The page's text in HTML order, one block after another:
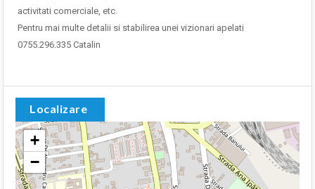
activitati comerciale, etc.
Pentru mai multe detalii si stabilirea unei vizionari apelati
0755.296.335 Catalin
Localizare
+
−